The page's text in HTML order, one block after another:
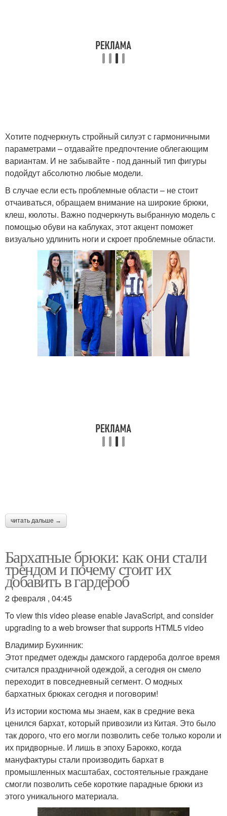
Хотите подчеркнуть стройный силуэт с гармоничными
параметрами – отдавайте предпочтение облегающим
вариантам. И не забывайте - под данный тип фигуры
подойдут абсолютно любые модели.
В случае если есть проблемные области – не стоит
отчаиваться, обращаем внимание на широкие брюки,
клеш, кюлоты. Важно подчеркнуть выбранную модель с
помощью обуви на каблуках, этот акцент поможет
визуально удлинить ноги и скроет проблемные области.
читать дальше →
Бархатные брюки: как они стали
трендом и почему стоит их
добавить в гардероб
2 февраля , 04:45
To view this video please enable JavaScript, and consider
upgrading to a web browser that supports HTML5 video
Владимир Бухинник:
Этот предмет одежды дамского гардероба долгое время
считался праздничной одеждой, а сегодня он смело
переходит в повседневный сегмент. О модных
бархатных брюках сегодня и поговорим!
Из истории костюма мы знаем, как в средние века
ценился бархат, который привозили из Китая. Это было
так дорого, что его могли позволить себе только короли и
их придворные. И лишь в эпоху Барокко, когда
мануфактуры стали производить бархат в
промышленных масштабах, состоятельные граждане
смогли позволить себе короткие парадные брюки из
этого уникального материала.